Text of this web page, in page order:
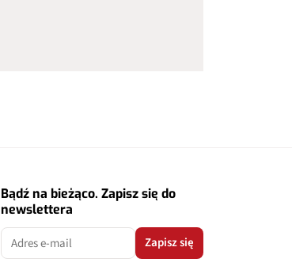
Bądź na bieżąco. Zapisz się do
newslettera
Zapisz się